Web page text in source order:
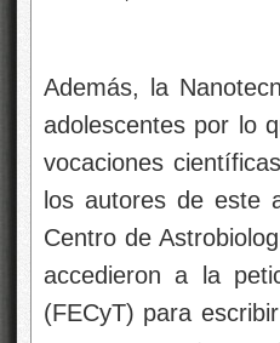
lleve a medio plazo
Fuente: Revista
Los Autores: